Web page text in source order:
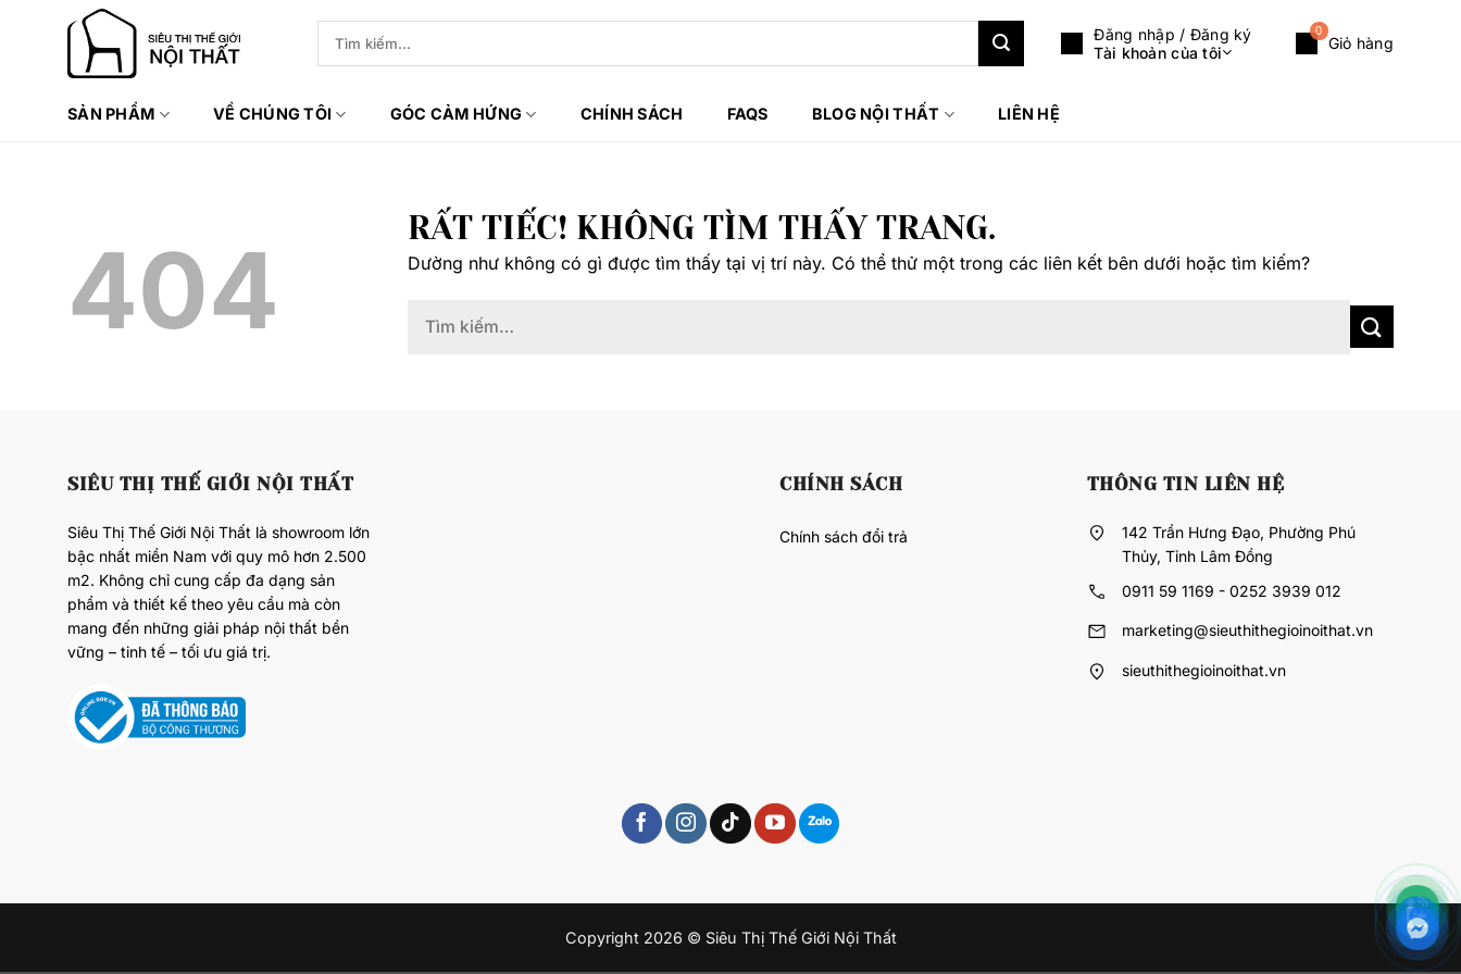
kiếm:
Đăng nhập / Đăng ký
Tài khoản của tôi
Giỏ hàng
0
SẢN PHẨM VỀ CHÚNG TÔI GÓC CẢM HỨNG CHÍNH SÁCH FAQS BLOG NỘI THẤT LIÊN HỆ
404 RẤT TIẾC! KHÔNG TÌM THẤY TRANG.
Dường như không có gì được tìm thấy tại vị trí này. Có thể thử một trong các liên kết bên dưới hoặc tìm kiếm?
SIÊU THỊ THẾ GIỚI NỘI THẤT
Siêu Thị Thế Giới Nội Thất là showroom lớn
bậc nhất miền Nam với quy mô hơn 2.500
m2. Không chỉ cung cấp đa dạng sản
phẩm và thiết kế theo yêu cầu mà còn
mang đến những giải pháp nội thất bền
vững – tinh tế – tối ưu giá trị.
CHÍNH SÁCH
Chính sách đổi trả
THÔNG TIN LIÊN HỆ
142 Trần Hưng Đạo, Phường Phú
Thủy, Tỉnh Lâm Đồng
0911 59 1169 - 0252 3939 012
marketing@sieuthithegioinoithat.vn
sieuthithegioinoithat.vn
Copyright 2026 © Siêu Thị Thế Giới Nội Thất